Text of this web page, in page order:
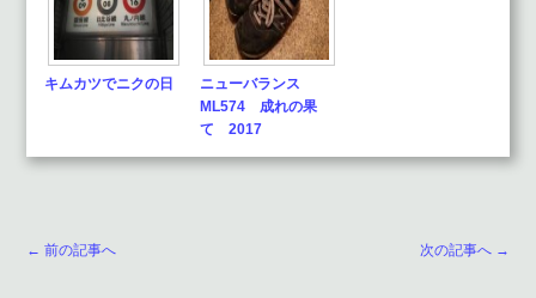
キムカツでニクの日
ニューバランス
ML574 成れの果
て 2017
← 前の記事へ 次の記事へ →